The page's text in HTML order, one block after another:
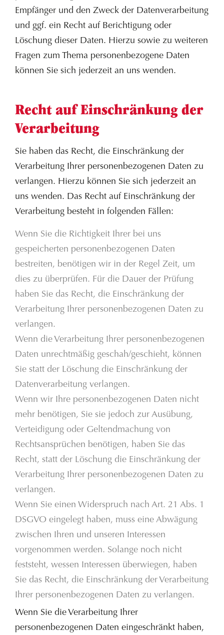
Empfänger und den Zweck der Datenverarbeitung
und ggf. ein Recht auf Berichtigung oder
Löschung dieser Daten. Hierzu sowie zu weiteren
Fragen zum Thema personenbezogene Daten
können Sie sich jederzeit an uns wenden.
Recht auf Einschränkung der
Verarbeitung
Sie haben das Recht, die Einschränkung der
Verarbeitung Ihrer personenbezogenen Daten zu
verlangen. Hierzu können Sie sich jederzeit an
uns wenden. Das Recht auf Einschränkung der
Verarbeitung besteht in folgenden Fällen:
Wenn Sie die Richtigkeit Ihrer bei uns
gespeicherten personenbezogenen Daten
bestreiten, benötigen wir in der Regel Zeit, um
dies zu überprüfen. Für die Dauer der Prüfung
haben Sie das Recht, die Einschränkung der
Verarbeitung Ihrer personenbezogenen Daten zu
verlangen.
Wenn die Verarbeitung Ihrer personenbezogenen
Daten unrechtmäßig geschah/geschieht, können
Sie statt der Löschung die Einschränkung der
Datenverarbeitung verlangen.
Wenn wir Ihre personenbezogenen Daten nicht
mehr benötigen, Sie sie jedoch zur Ausübung,
Verteidigung oder Geltendmachung von
Rechtsansprüchen benötigen, haben Sie das
Recht, statt der Löschung die Einschränkung der
Verarbeitung Ihrer personenbezogenen Daten zu
verlangen.
Wenn Sie einen Widerspruch nach Art. 21 Abs. 1
DSGVO eingelegt haben, muss eine Abwägung
zwischen Ihren und unseren Interessen
vorgenommen werden. Solange noch nicht
feststeht, wessen Interessen überwiegen, haben
Sie das Recht, die Einschränkung der Verarbeitung
Ihrer personenbezogenen Daten zu verlangen.
Wenn Sie die Verarbeitung Ihrer
personenbezogenen Daten eingeschränkt haben,